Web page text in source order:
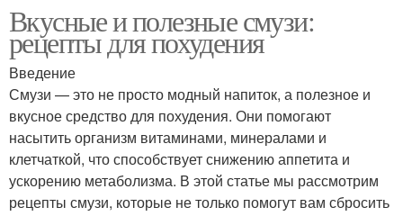
Вкусные и полезные смузи:
рецепты для похудения
Введение
Смузи — это не просто модный напиток, а полезное и
вкусное средство для похудения. Они помогают
насытить организм витаминами, минералами и
клетчаткой, что способствует снижению аппетита и
ускорению метаболизма. В этой статье мы рассмотрим
рецепты смузи, которые не только помогут вам сбросить